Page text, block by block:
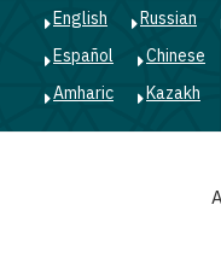
English Russian
Español
Chinese
Amharic
Kazakh